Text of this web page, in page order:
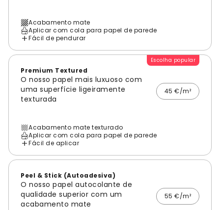
Acabamento mate
Aplicar com cola para papel de parede
Fácil de pendurar
Escolha popular
Premium Textured
O nosso papel mais luxuoso com
uma superfície ligeiramente
texturada
45 €/m²
Acabamento mate texturado
Aplicar com cola para papel de parede
Fácil de aplicar
Peel & Stick (Autoadesiva)
O nosso papel autocolante de
qualidade superior com um
acabamento mate
55 €/m²